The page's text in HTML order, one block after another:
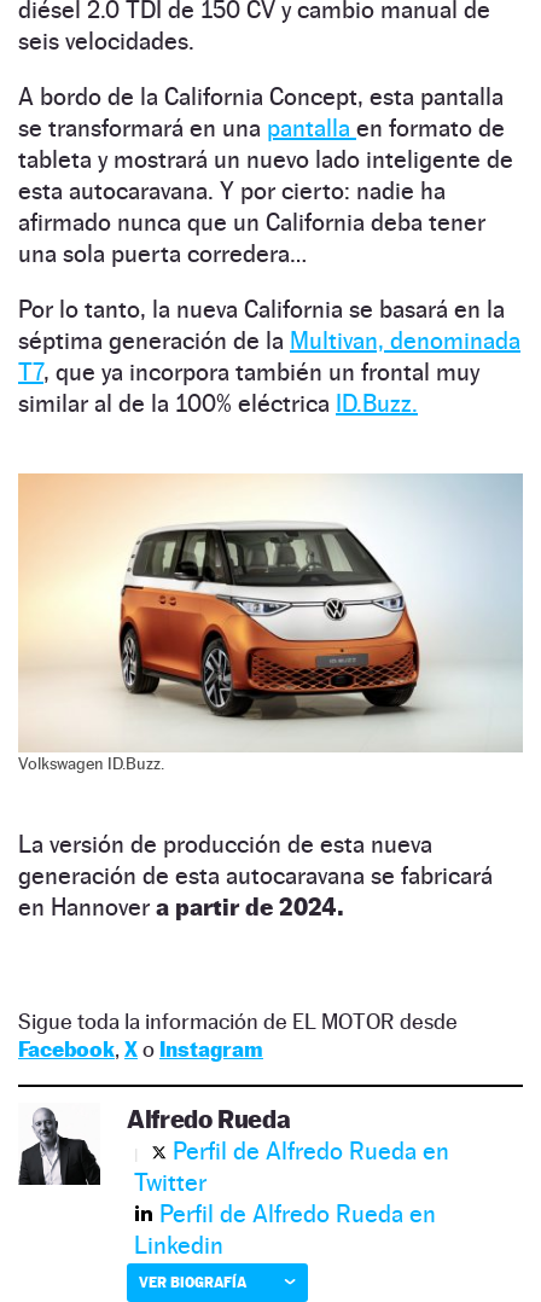
diésel 2.0 TDI de 150 CV y cambio manual de
seis velocidades.
A bordo de la California Concept, esta pantalla
se transformará en una pantalla en formato de
tableta y mostrará un nuevo lado inteligente de
esta autocaravana. Y por cierto: nadie ha
afirmado nunca que un California deba tener
una sola puerta corredera…
Por lo tanto, la nueva California se basará en la
séptima generación de la Multivan, denominada
T7, que ya incorpora también un frontal muy
similar al de la 100% eléctrica ID.Buzz.
Volkswagen ID.Buzz.
La versión de producción de esta nueva
generación de esta autocaravana se fabricará
en Hannover a partir de 2024.
Sigue toda la información de EL MOTOR desde
Facebook, Xo Instagram
Alfredo Rueda
Perfil de Alfredo Rueda en
Twitter
Perfil de Alfredo Rueda en
Linkedin
VER BIOGRAFÍA